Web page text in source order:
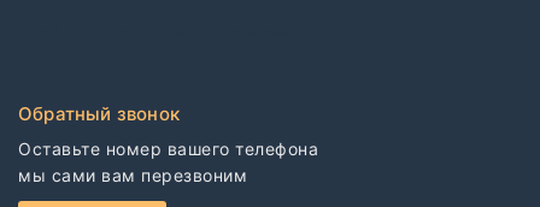
Обратный звонок
Оставьте номер вашего телефона
мы сами вам перезвоним